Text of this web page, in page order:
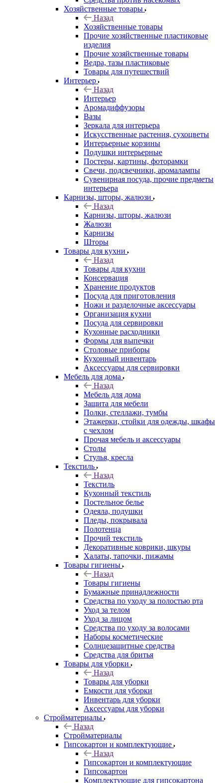
Хозяйственные товары
Назад
Хозяйственные товары
Прочие хозяйственные пластиковые
изделия
Прочие хозяйственные товары
Ведра, тазы пластиковые
Товары для путешествий
Интерьер
Назад
Интерьер
Аромадиффузоры
Вазы
Зеркала для интерьера
Искусственные растения, сухоцветы
Интерьерные корзины
Подушки интерьерные
Постеры, картины, фоторамки
Свечи, подсвечники, аромалампы
Сувенирная посуда, прочие предметы
интерьера
Карнизы, шторы, жалюзи
Назад
Карнизы, шторы, жалюзи
Жалюзи
Карнизы
Шторы
Товары для кухни
Назад
Товары для кухни
Консервация
Хранение продуктов
Посуда для приготовления
Ножи и разделочные аксессуары
Организация кухни
Посуда для сервировки
Кухонные расходники
Формы для выпечки
Столовые приборы
Кухонный инвентарь
Аксессуары для сервировки
Мебель для дома
Назад
Мебель для дома
Защита для мебели
Полки, стеллажи, тумбы
Этажерки, стойки для одежды, шкафы
с чехлом
Прочая мебель и аксессуары
Столы
Стулья, кресла
Текстиль
Назад
Текстиль
Кухонный текстиль
Постельное белье
Одеяла, подушки
Пледы, покрывала
Полотенца
Прочий текстиль
Декоративные коврики, шкуры
Халаты, тапочки, пижамы
Товары гигиены
Назад
Товары гигиены
Бумажные принадлежности
Средства по уходу за полостью рта
Уход за телом
Уход за лицом
Средства по уходу за волосами
Наборы косметические
Солнцезащитные средства
Средства для бритья
Товары для уборки
Назад
Товары для уборки
Емкости для уборки
Инвентарь для уборки
Аксессуары для уборки
Стройматериалы
Назад
Стройматериалы
Гипсокартон и комплектующие
Назад
Гипсокартон и комплектующие
Гипсокартон
Комплектующие для гипсокартона